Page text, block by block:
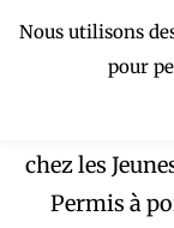
Skip
Association
chez les
Permis à
Nous utilisons
pour